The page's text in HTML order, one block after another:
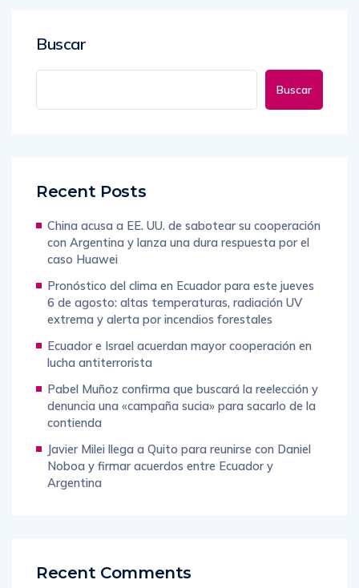
Buscar
Buscar
Recent Posts
China acusa a EE. UU. de sabotear su cooperación
con Argentina y lanza una dura respuesta por el
caso Huawei
Pronóstico del clima en Ecuador para este jueves
6 de agosto: altas temperaturas, radiación UV
extrema y alerta por incendios forestales
Ecuador e Israel acuerdan mayor cooperación en
lucha antiterrorista
Pabel Muñoz confirma que buscará la reelección y
denuncia una «campaña sucia» para sacarlo de la
contienda
Javier Milei llega a Quito para reunirse con Daniel
Noboa y firmar acuerdos entre Ecuador y
Argentina
Recent Comments